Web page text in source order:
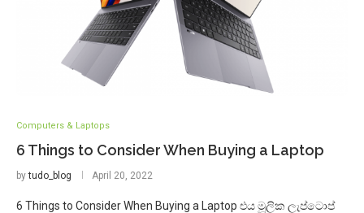
Computers & Laptops
6 Things to Consider When Buying a Laptop
bytudo_blog April 20, 2022
6 Things to Consider When Buying a Laptop එය මූලික ලැප්ටොප්